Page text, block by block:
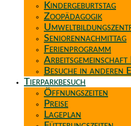
Kindergeburtstag
Zoopädagogik
Seniorennachmittag
Ferienprogramm
Arbeitsgemeinschaft
Besuche in anderen
Tierparkbesuch
Öffnungszeiten
Preise
Lageplan